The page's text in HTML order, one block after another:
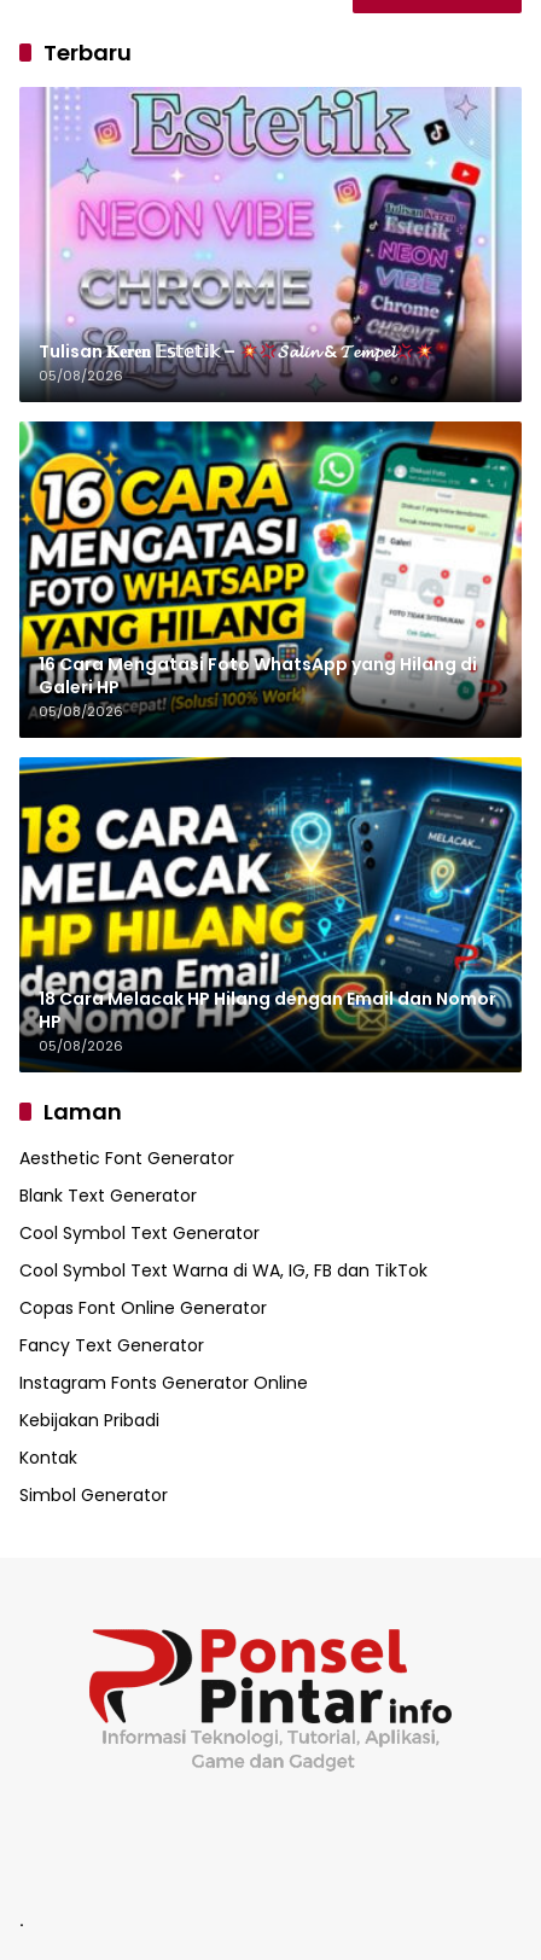
Terbaru
Tulisan 𝐊𝐞𝐫𝐞𝐧 𝔼𝕤𝕥𝕖𝕥𝕚𝕜 – 𝓢𝓪𝓵𝓲𝓷 & 𝓣𝓮𝓶𝓹𝓮𝓵
05/08/2026
16 Cara Mengatasi Foto WhatsApp yang Hilang di
Galeri HP
05/08/2026
18 Cara Melacak HP Hilang dengan Email dan Nomor
HP
05/08/2026
Laman
Aesthetic Font Generator
Blank Text Generator
Cool Symbol Text Generator
Cool Symbol Text Warna di WA, IG, FB dan TikTok
Copas Font Online Generator
Fancy Text Generator
Instagram Fonts Generator Online
Kebijakan Pribadi
Kontak
Simbol Generator
.